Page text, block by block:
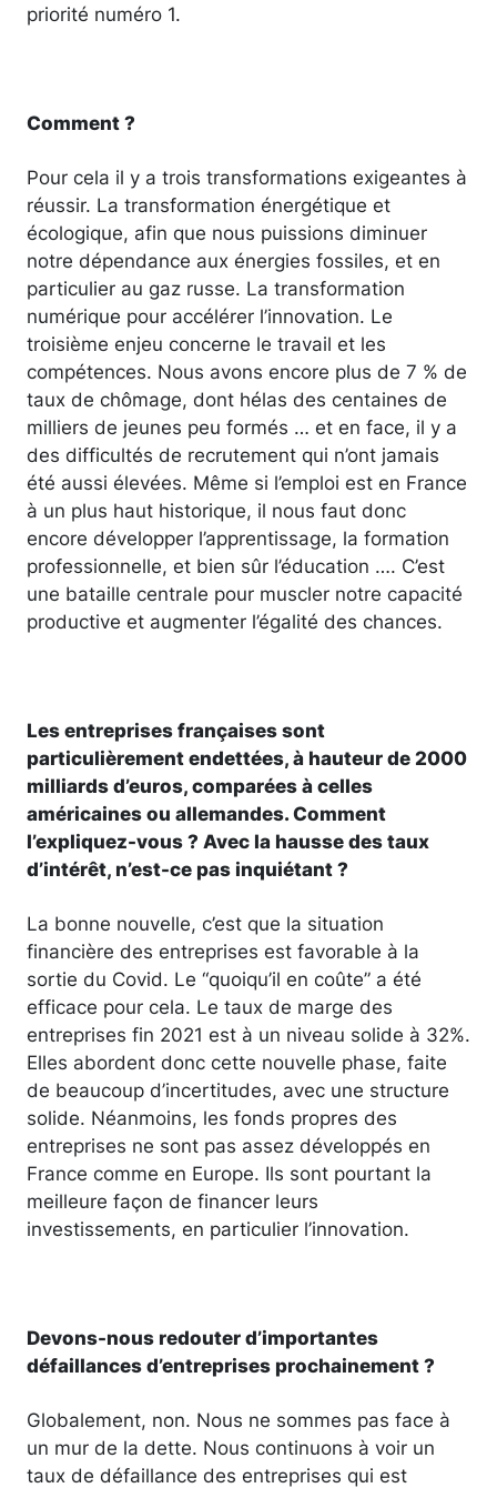
priorité numéro 1.
Comment ?
Pour cela il y a trois transformations exigeantes à
réussir. La transformation énergétique et
écologique, afin que nous puissions diminuer
notre dépendance aux énergies fossiles, et en
particulier au gaz russe. La transformation
numérique pour accélérer l’innovation. Le
troisième enjeu concerne le travail et les
compétences. Nous avons encore plus de 7 % de
taux de chômage, dont hélas des centaines de
milliers de jeunes peu formés … et en face, il y a
des difficultés de recrutement qui n’ont jamais
été aussi élevées. Même si l’emploi est en France
à un plus haut historique, il nous faut donc
encore développer l’apprentissage, la formation
professionnelle, et bien sûr l’éducation …. C’est
une bataille centrale pour muscler notre capacité
productive et augmenter l’égalité des chances.
Les entreprises françaises sont
particulièrement endettées, à hauteur de 2000
milliards d’euros, comparées à celles
américaines ou allemandes. Comment
l’expliquez-vous ? Avec la hausse des taux
d’intérêt, n’est-ce pas inquiétant ?
La bonne nouvelle, c’est que la situation
financière des entreprises est favorable à la
sortie du Covid. Le “quoiqu’il en coûte” a été
efficace pour cela. Le taux de marge des
entreprises fin 2021 est à un niveau solide à 32%.
Elles abordent donc cette nouvelle phase, faite
de beaucoup d’incertitudes, avec une structure
solide. Néanmoins, les fonds propres des
entreprises ne sont pas assez développés en
France comme en Europe. Ils sont pourtant la
meilleure façon de financer leurs
investissements, en particulier l’innovation.
Devons-nous redouter d’importantes
défaillances d’entreprises prochainement ?
Globalement, non. Nous ne sommes pas face à
un mur de la dette. Nous continuons à voir un
taux de défaillance des entreprises qui est